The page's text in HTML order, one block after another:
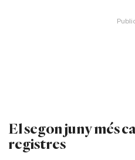
El segon juny més
registres